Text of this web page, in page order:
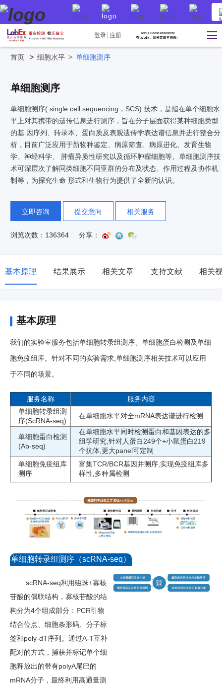
登录 注册
首页 > 细胞水平 > 单细胞测序
单细胞测序
单细胞测序( single cell sequencing，SCS) 技术，是指在单个细胞水
平上对其携带的遗传信息进行测序，旨在分子层面获得某种细胞类型
的基 因序列、转录本、蛋白质及表观遗传学表达谱信息并进行整合分
析，目前广泛应用于新物种鉴定、病原筛查、病原进化、发育生物
学、神经科学、 肿瘤异质性研究以及循环肿瘤细胞等。单细胞测序技
术可深层次了解同类细胞不同亚群的分布及状态、作用过程及协作机
制等，为探究生命 形式和生物行为提供了全新的认识。
立即咨询 提交意向 相关服务
浏览次数：136364 分享：
基本原理 结果展示 相关文章 支持文献 相关
基本原理
我们的实验室服务包括单细胞转录组测序、单细胞蛋白检测及单细
胞免疫组库。针对不同的实验需求,单细胞测序相关技术可以应用
于不同的场景。
服务名称
服务内容
单细胞转录组测
序(ScRNA-seq)
在单细胞水平对全mRNA表达谱进行检测
单细胞蛋白检测
(Ab-seq)
在单细胞水平同时检测蛋白和基因表达的多
组学研究,针对人蛋白249个+小鼠蛋白219
个抗体,更大panel可定制
单细胞免疫组库
测序
富集TCR/BCR基因并测序,实现免疫组库多
样性,多种属检测
单细胞转录组测序（scRNA-seq）
scRNA-seq利用磁珠+寡核
苷酸的偶联结构，寡核苷酸的结
构分为4个组成部分：PCR引物
结合位点、细胞条形码、分子标
签和poly-dT序列。通过A-T互补
配对的方式，捕获并标记单个细
胞释放出的带有polyA尾巴的
mRNA分子，最终利用高通量测